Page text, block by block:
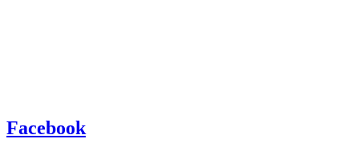
Facebook